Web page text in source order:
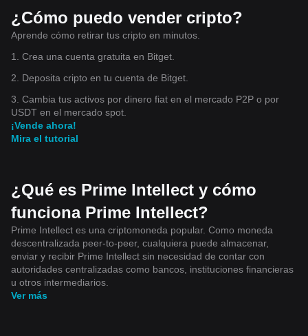
¿Cómo puedo vender cripto?
Aprende cómo retirar tus cripto en minutos.
1. Crea una cuenta gratuita en Bitget.
2. Deposita cripto en tu cuenta de Bitget.
3. Cambia tus activos por dinero fiat en el mercado P2P o por
USDT en el mercado spot.
¡Vende ahora!
Mira el tutorial
¿Qué es Prime Intellect y cómo
funciona Prime Intellect?
Prime Intellect es una criptomoneda popular. Como moneda
descentralizada peer-to-peer, cualquiera puede almacenar,
enviar y recibir Prime Intellect sin necesidad de contar con
autoridades centralizadas como bancos, instituciones financieras
u otros intermediarios.
Ver más